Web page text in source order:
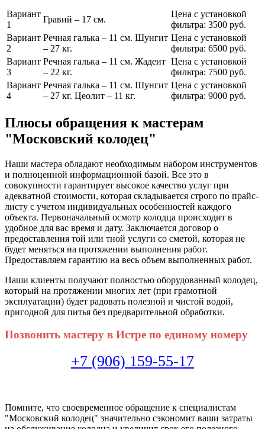
Вариант
1
Гравий – 17 см.
Цена с установкой
фильтра: 3500 руб.
Вариант
2
Речная галька – 11 см. Шунгит
– 27 кг.
Цена с установкой
фильтра: 6500 руб.
Вариант
3
Речная галька – 11 см. Жадеит
– 22 кг.
Цена с установкой
фильтра: 7500 руб.
Вариант
4
Речная галька – 11 см. Шунгит
– 27 кг. Цеолит – 11 кг.
Цена с установкой
фильтра: 9000 руб.
Плюсы обращения к мастерам
"Московский колодец"
Наши мастера обладают необходимым набором инструментов
и полноценной информационной базой. Все это в
совокупности гарантирует высокое качество услуг при
адекватной стоимости, которая складывается строго по прайс-
листу с учетом индивидуальных особенностей каждого
объекта. Первоначальный осмотр колодца происходит в
удобное для вас время и дату. Заключается договор о
предоставления той или тной услуги со сметой, которая не
будет меняться на протяжении выполнения работ.
Предоставляем гарантию на весь объем выполненных работ.
Наши клиенты получают полностью оборудованный колодец,
который на протяжении многих лет (при грамотной
эксплуатации) будет радовать полезной и чистой водой,
пригодной для питья без предварительной обработки.
Позвонить мастеру в Истре по единому номеру
+7 (906) 159-55-17
Помните, что своевременное обращение к специалистам
"Московский колодец" значительно сэкономит ваши затраты